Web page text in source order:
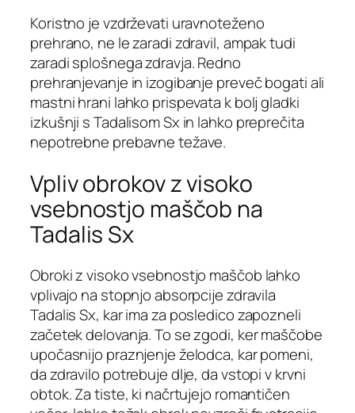
Koristno je vzdrževati uravnoteženo
prehrano, ne le zaradi zdravil, ampak tudi
zaradi splošnega zdravja. Redno
prehranjevanje in izogibanje preveč bogati ali
mastni hrani lahko prispevata k bolj gladki
izkušnji s Tadalisom Sx in lahko preprečita
nepotrebne prebavne težave.
Vpliv obrokov z visoko
vsebnostjo maščob na
Tadalis Sx
Obroki z visoko vsebnostjo maščob lahko
vplivajo na stopnjo absorpcije zdravila
Tadalis Sx, kar ima za posledico zapozneli
začetek delovanja. To se zgodi, ker maščobe
upočasnijo praznjenje želodca, kar pomeni,
da zdravilo potrebuje dlje, da vstopi v krvni
obtok. Za tiste, ki načrtujejo romantičen